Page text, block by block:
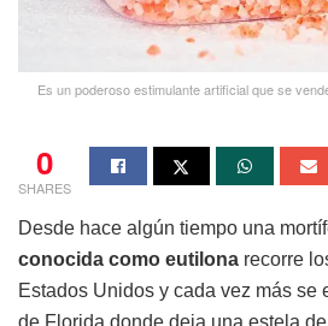
Es un poderoso estimulante artificial que se
0
SHARES
Desde hace algún tiempo una
conocida como eutilona recorre
Estados Unidos y cada vez más se